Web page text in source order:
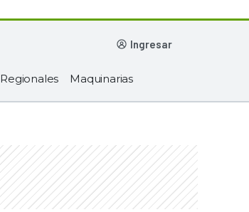
ingresar
Regionales Maquinarias